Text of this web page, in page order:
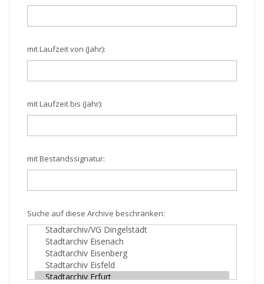
mit Laufzeit von (Jahr):
mit Laufzeit bis (Jahr):
mit Bestandssignatur:
Suche auf diese Archive beschränken: